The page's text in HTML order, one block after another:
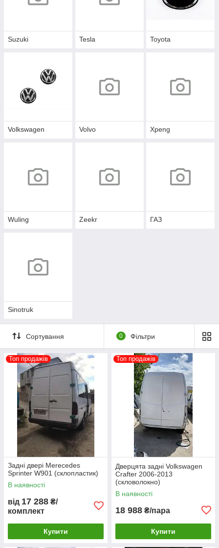
Suzuki Tesla Toyota
Volkswagen Volvo Xpeng
Wuling Zeekr ГАЗ
Sinotruk
Сортування 0 Фільтри
Топ продажів
Задні двері Merecedes
Sprinter W901 (склопластик)
В наявності
від 17 288 ₴/
комплект
Купити
Топ продажів
Дверцята задні Volkswagen
Crafter 2006-2013
(скловолокно)
В наявності
18 988 ₴/пара
Купити